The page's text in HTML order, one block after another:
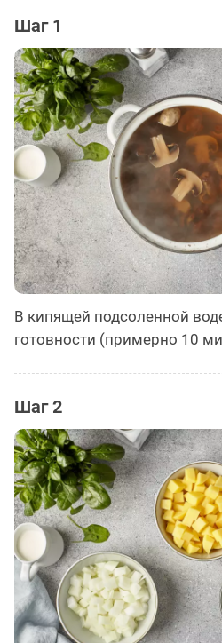
Шаг 1
В кипящей подсоленной
готовности (примерно 10
Шаг 2